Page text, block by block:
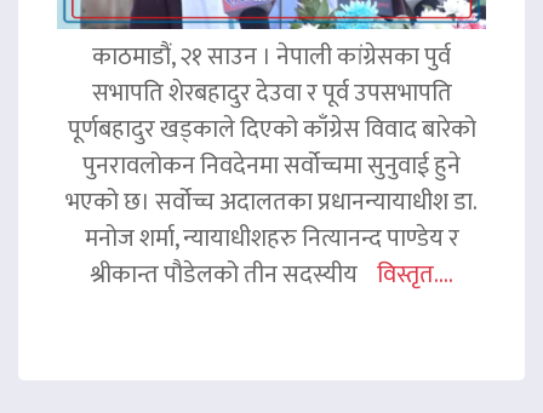
काठमाडौं, २१ साउन । नेपाली कांग्रेसका पुर्व
सभापति शेरबहादुर देउवा र पूर्व उपसभापति
पूर्णबहादुर खड्काले दिएको काँग्रेस विवाद बारेको
पुनरावलोकन निवदेनमा सर्वोच्चमा सुनुवाई हुने
भएको छ। सर्वोच्च अदालतका प्रधानन्यायाधीश डा.
मनोज शर्मा, न्यायाधीशहरु नित्यानन्द पाण्डेय र
श्रीकान्त पौडेलको तीन सदस्यीय विस्तृत....